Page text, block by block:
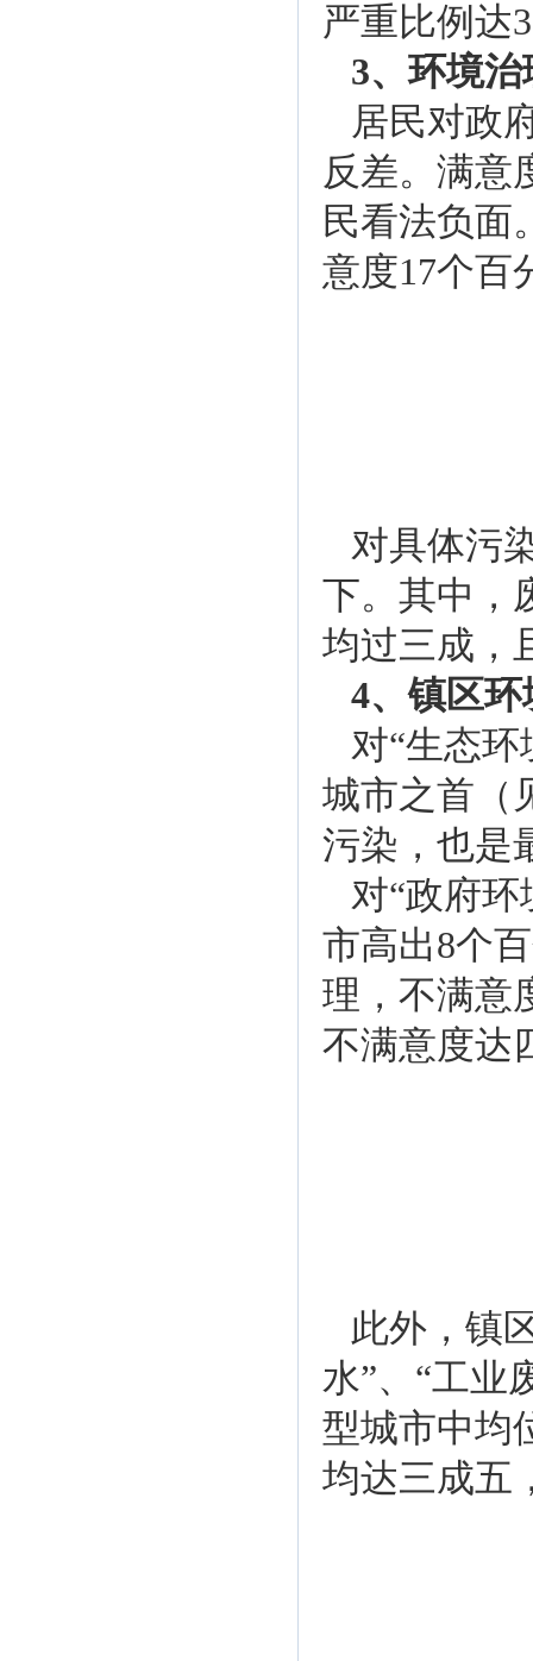
严重比例达
3、环境
居民对政
反差。满意
民看法负面
意度17个百
对具体污
下。其中，
均过三成，
4、镇区
对“生态
城市之首（
污染，也是
对“政府
市高出8个
理，不满意
不满意度达
此外，镇
水”、“工业
型城市中均
均达三成五